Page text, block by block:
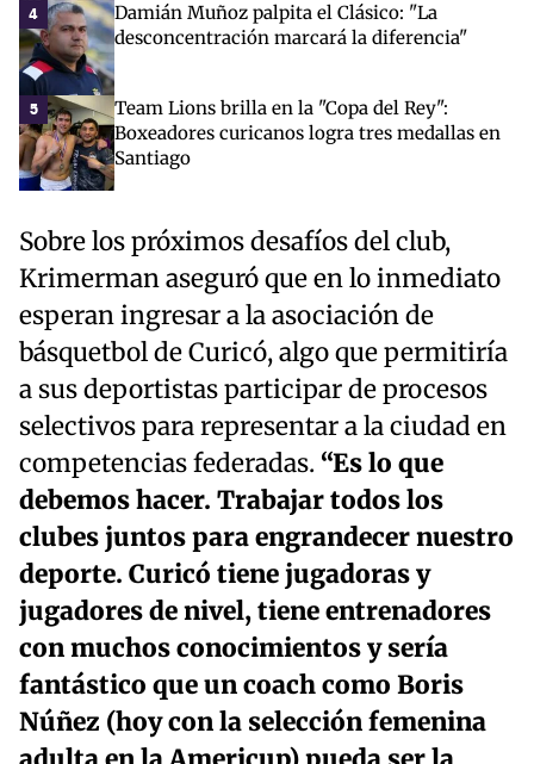
4
Damián Muñoz palpita el Clásico: "La
desconcentración marcará la diferencia"
5
Team Lions brilla en la "Copa del Rey":
Boxeadores curicanos logra tres medallas en
Santiago
Sobre los próximos desafíos del club,
Krimerman aseguró que en lo inmediato
esperan ingresar a la asociación de
básquetbol de Curicó, algo que permitiría
a sus deportistas participar de procesos
selectivos para representar a la ciudad en
competencias federadas. “Es lo que
debemos hacer. Trabajar todos los
clubes juntos para engrandecer nuestro
deporte. Curicó tiene jugadoras y
jugadores de nivel, tiene entrenadores
con muchos conocimientos y sería
fantástico que un coach como Boris
Núñez (hoy con la selección femenina